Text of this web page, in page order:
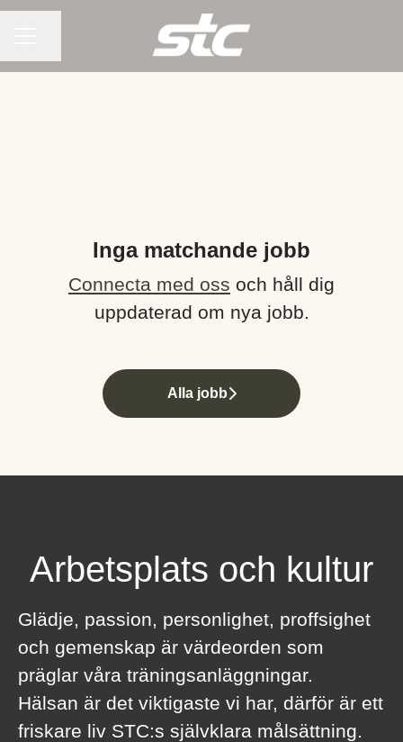
Inga matchande jobb
Connecta med oss och håll dig
uppdaterad om nya jobb.
Alla jobb
Arbetsplats och kultur
Glädje, passion, personlighet, proffsighet
och gemenskap är värdeorden som
präglar våra träningsanläggningar.
Hälsan är det viktigaste vi har, därför är ett
friskare liv STC:s självklara målsättning.